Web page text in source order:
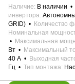
Наличие В наличии
инвертора
GRID)
Количество
Номинальная
Максимальная
Вт
Максимальный
40 А
Выходная
Гц
Тип монтажа